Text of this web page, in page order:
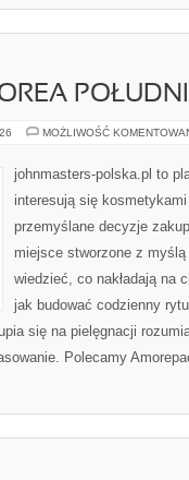
MOŻLIWOŚĆ
johnmasters-polska.pl to
interesują się
przemyślane decyzje
miejsce stworzone z
wiedzieć, co nakładają na
jak budować codzienny
się na pielęgnacji
Polecamy